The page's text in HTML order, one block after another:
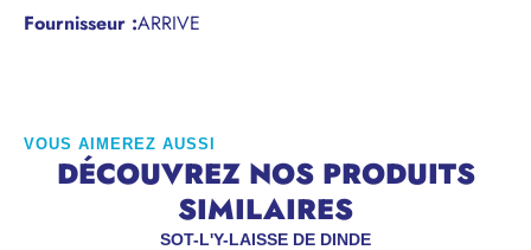
Fournisseur :ARRIVE
VOUS AIMEREZ AUSSI
DÉCOUVREZ NOS PRODUITS
SIMILAIRES
SOT-L'Y-LAISSE DE DINDE